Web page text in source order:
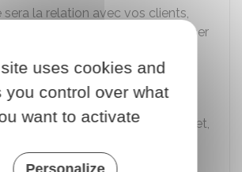
sera la relation avec vos clients,
avez-vous prévu de les fidéliser
stockés vos produits ?
seront les pistes de
de votre activité (internet,
uses cookies and
you control over what
want to activate
Personalize